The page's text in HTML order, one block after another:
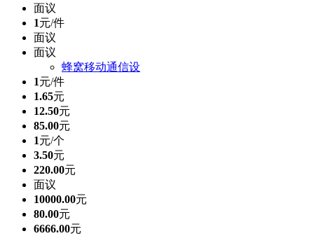
面议
1元/件
面议
面议
蜂窝移动通信设
1元/件
1.65元
12.50元
85.00元
1元/个
3.50元
220.00元
面议
10000.00元
80.00元
6666.00元